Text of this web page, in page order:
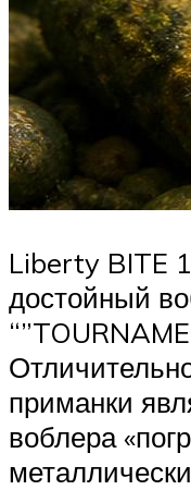
Liberty BITE
достойный
приманки
воблера